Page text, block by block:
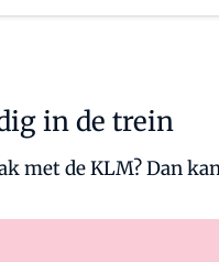
in de trein
met de KLM? Dan